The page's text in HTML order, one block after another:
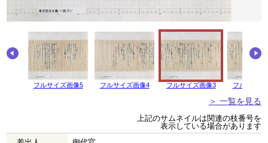
フルサイズ画像5 フルサイズ画像4 フルサイズ画像3 フルサイズ
＞ 一覧を見る
上記のサムネイルは関連の枝番号を
表示している場合があります